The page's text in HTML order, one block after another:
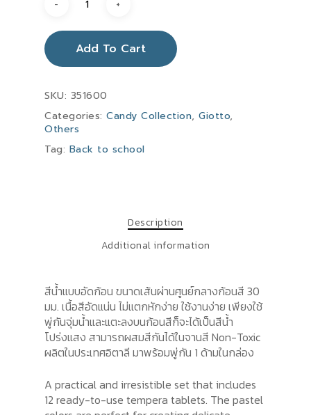
Add To Cart
SKU: 351600
Categories: Candy Collection, Giotto,
Others
Tag: Back to school
Description
Additional information
สีน้ำแบบอัดก้อน ขนาดเส้นผ่านศูนย์กลางก้อนสี 30
มม. เนื้อสีอัดแน่น ไม่แตกหักง่าย ใช้งานง่าย เพียงใช้
พู่กันจุ่มน้ำและแตะลงบนก้อนสีก็จะได้เป็นสีน้ำ
โปร่งแสง สามารถผสมสีกันได้ในจานสี Non-Toxic
ผลิตในประเทศอิตาลี มาพร้อมพู่กัน 1 ด้ามในกล่อง
A practical and irresistible set that includes
12 ready-to-use tempera tablets. The pastel